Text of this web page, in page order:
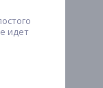
идет